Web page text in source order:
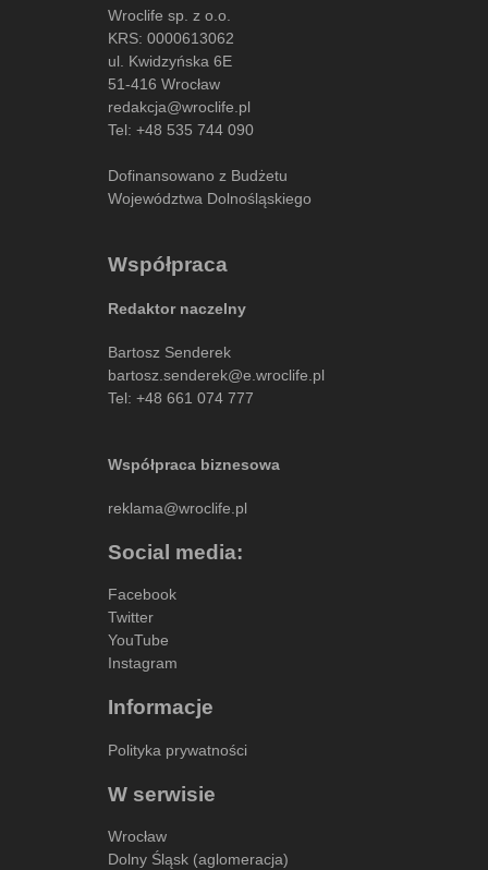
Wroclife sp. z o.o.
KRS: 0000613062
ul. Kwidzyńska 6E
51-416 Wrocław
redakcja@wroclife.pl
Tel: +48 535 744 090
Dofinansowano z Budżetu
Województwa Dolnośląskiego
Współpraca
Redaktor naczelny
Bartosz Senderek
bartosz.senderek@e.wroclife.pl
Tel: +48 661 074 777
Współpraca biznesowa
reklama@wroclife.pl
Social media:
Facebook
Twitter
YouTube
Instagram
Informacje
Polityka prywatności
W serwisie
Wrocław
Dolny Śląsk (aglomeracja)